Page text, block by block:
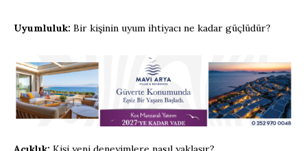
Uyumluluk: Bir kişinin uyum ihtiyacı ne kadar güçlüdür?